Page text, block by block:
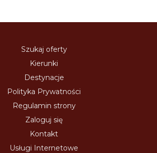
Szukaj oferty
Kierunki
Destynacje
Polityka Prywatności
Regulamin strony
Zaloguj się
Kontakt
Usługi Internetowe